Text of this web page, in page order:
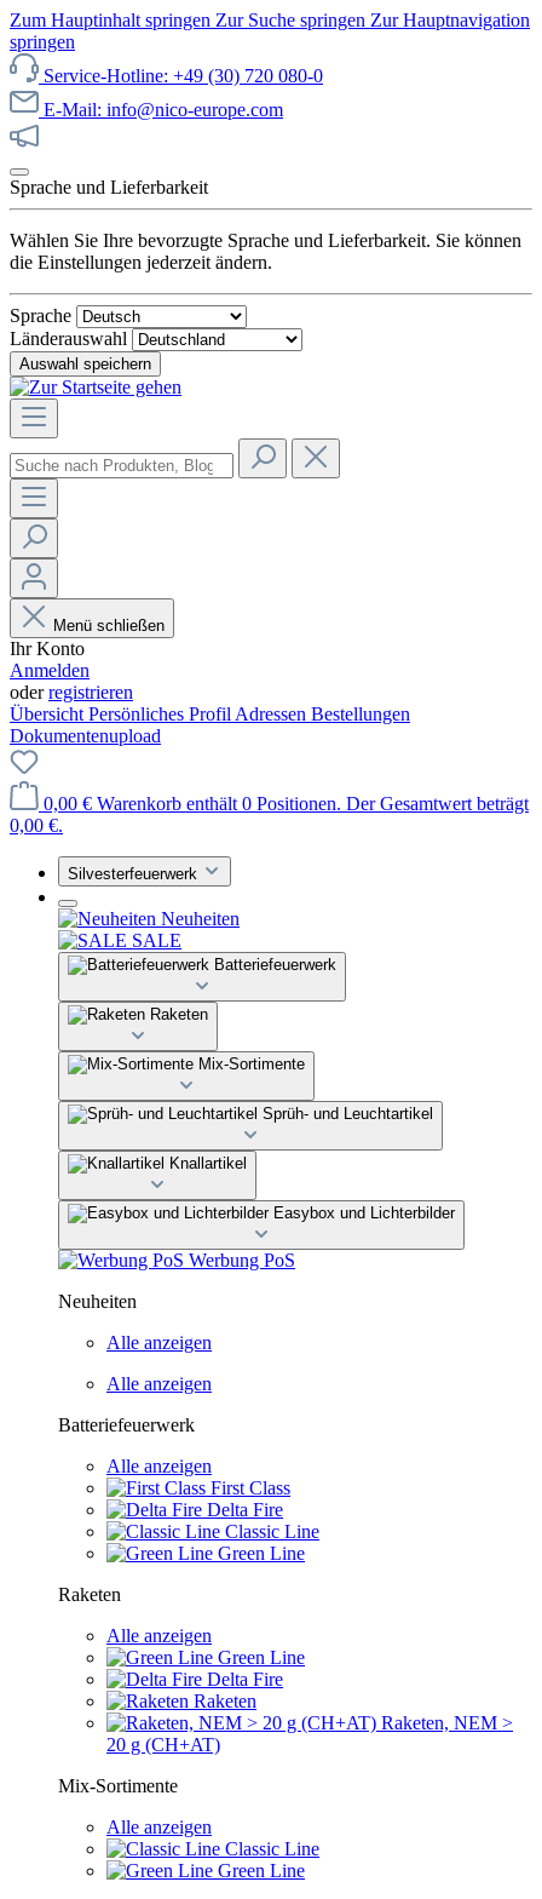
Zum Hauptinhalt springen Zur Suche springen Zur Hauptnavigation
springen
Service-Hotline: +49 (30) 720 080-0
E-Mail: info@nico-europe.com
Sprache und Lieferbarkeit
Wählen Sie Ihre bevorzugte Sprache und Lieferbarkeit. Sie können
die Einstellungen jederzeit ändern.
Sprache
Länderauswahl
Auswahl speichern
Menü schließen
Ihr Konto
Anmelden
oderregistrieren
Übersicht Persönliches Profil Adressen Bestellungen
Dokumentenupload
0,00 € Warenkorb enthält 0 Positionen. Der Gesamtwert beträgt
0,00 €.
Silvesterfeuerwerk
Neuheiten
SALE
Batteriefeuerwerk
Raketen
Mix-Sortimente
Sprüh- und Leuchtartikel
Knallartikel
Easybox und Lichterbilder
Werbung PoS
Neuheiten
Alle anzeigen
Alle anzeigen
Batteriefeuerwerk
Alle anzeigen
First Class
Delta Fire
Classic Line
Green Line
Raketen
Alle anzeigen
Green Line
Delta Fire
Raketen
Raketen, NEM >
20 g (CH+AT)
Mix-Sortimente
Alle anzeigen
Classic Line
Green Line